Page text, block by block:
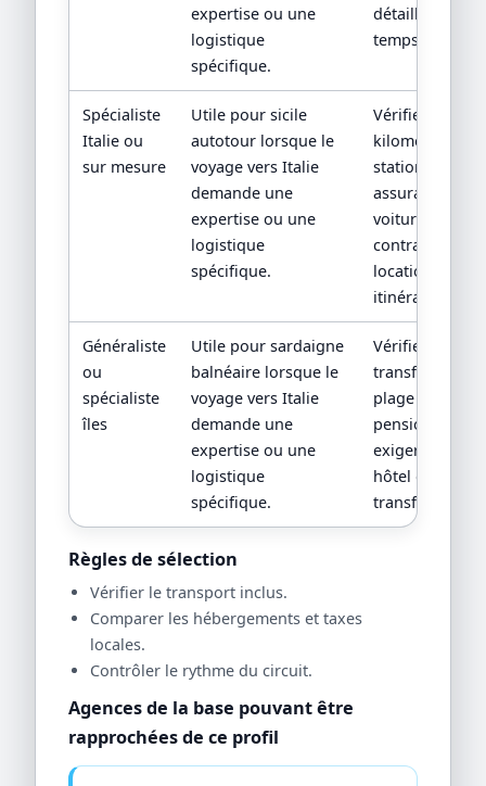
expertise ou une
logistique
spécifique.
détaillé et
temps libres.
Spécialiste
Italie ou
sur mesure
Utile pour sicile
autotour lorsque le
voyage vers Italie
demande une
expertise ou une
logistique
spécifique.
Vérifier
kilométrage,
stationnement,
assurance
voiture; exiger
contrat
location et
itinéraire.
Généraliste
ou
spécialiste
îles
Utile pour sardaigne
balnéaire lorsque le
voyage vers Italie
demande une
expertise ou une
logistique
spécifique.
Vérifier
transfert,
plage réelle,
pension;
exiger fiche
hôtel et
transfert.
Règles de sélection
Vérifier le transport inclus.
Comparer les hébergements et taxes
locales.
Contrôler le rythme du circuit.
Agences de la base pouvant être
rapprochées de ce profil